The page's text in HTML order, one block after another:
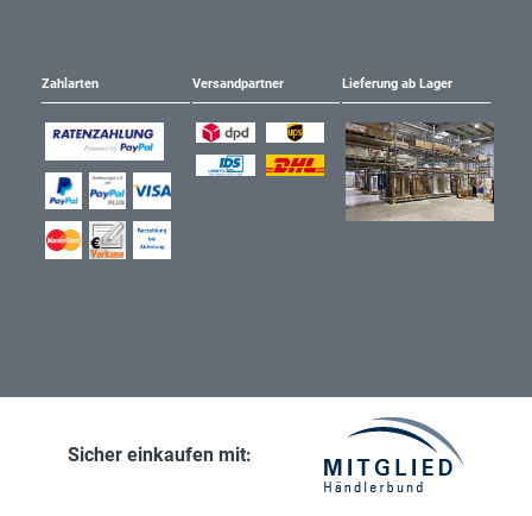
Zahlarten Versandpartner Lieferung ab Lager
Sicher einkaufen mit: